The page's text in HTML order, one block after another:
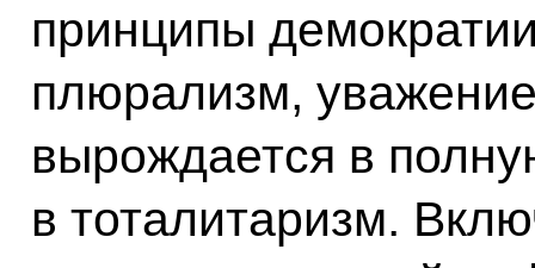
принципы
плюрализм,
вырождается в
в тоталитаризм.